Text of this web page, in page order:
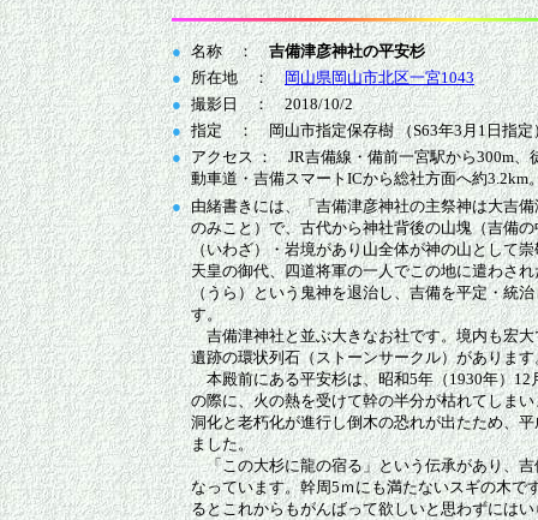
● 名称 ：吉備津彦神社の平安杉
● 所在地 ：岡山県岡山市北区一宮1043
● 撮影日 ： 2018/10/2
● 指定 ： 岡山市指定保存樹 （S63年3月1日指定
●
アクセス ： JR吉備線・備前一宮駅から300m
動車道・吉備スマートICから総社方面へ約3.2km
● 由緒書きには、「吉備津彦神社の主祭神は大吉
のみこと）で、古代から神社背後の山塊（吉備
（いわざ）・岩境があり山全体が神の山として
天皇の御代、四道将軍の一人でこの地に遣わさ
（うら）という鬼神を退治し、吉備を平定・統
す。
吉備津神社と並ぶ大きなお社です。境内も宏大
遺跡の環状列石（ストーンサークル）があります
本殿前にある平安杉は、昭和5年（1930年）12
の際に、火の熱を受けて幹の半分が枯れてしま
洞化と老朽化が進行し倒木の恐れが出たため、
ました。
「この大杉に龍の宿る」という伝承があり、吉
なっています。幹周5ｍにも満たないスギの木で
るとこれからもがんばって欲しいと思わずには